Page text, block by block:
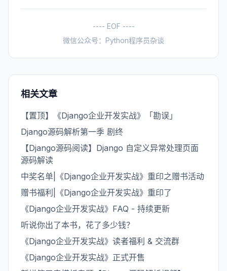
---- EOF ----
微信公众号：Python程序员杂谈
相关文章
【置顶】《Django企业开发实战》「勘误」
Django源码解析第一季 剧终
【Django源码阅读】Django 自定义异常处理页面
源码解读
中奖名单|《Django企业开发实战》重印之赠书活动
赠书福利|《Django企业开发实战》重印了
《Django企业开发实战》FAQ - 持续更新
听说你出了本书，花了多少钱？
《Django企业开发实战》读者福利 & 交流群
《Django企业开发实战》正式开售